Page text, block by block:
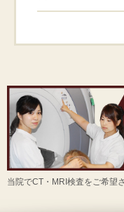
当院でCT・MRI検査をご希望